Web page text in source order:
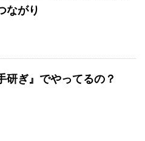
ながり
研ぎ』でやってるの？